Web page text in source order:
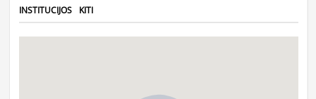
INSTITUCIJOS
KITI